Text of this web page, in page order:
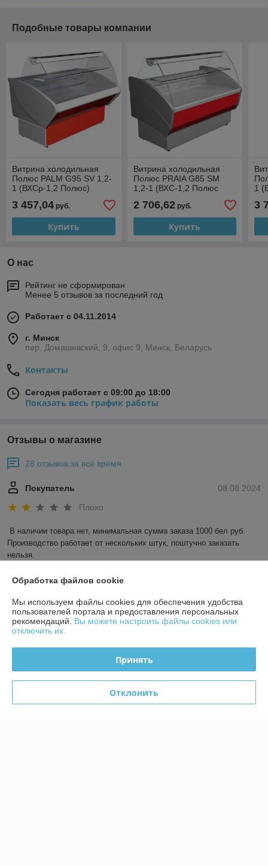
Подобные товары компании
Витрина холодильная
Полюс PALM G95 SV 1,2-
1 (ВХСр-1,2 Полюс)
3 457,04 руб.
Купить
Витрина холодильная
Полюс PRAIA G85 SM
1,2-1 (ВХС-1,2 Полюс
2 706,62руб.
Купить
1
3
О нас
Рейтинг не сформирован
Менее 5 отзывов за последний год
Работает с 04.11.2014
г. Минск
пер. Домашевский, 9, офис 9, Минск, Беларусь
Контакты
Сегодня работает с 09:00 до 18:00
Показать весь график работы
Отзывы о магазине
28 отзывов за всё время
08.08.2024
Покупатель
Плохо
В наличии товара нет, минимальная сумма заказа 1000 бел руб.
Производство работает от нескольких штук, поштучно заказать
нельзя.
Сделка подтверждена через корзину
08.07.2024
Дмитрий
Сделка подтверждена через корзину
Обработка файлов cookie
Мы используем файлы cookies для обеспечения удобства
пользователей портала и предоставления персональных
рекомендаций. Вы можете настроить файлы cookies или
отключить их.
Принять
Отклонить